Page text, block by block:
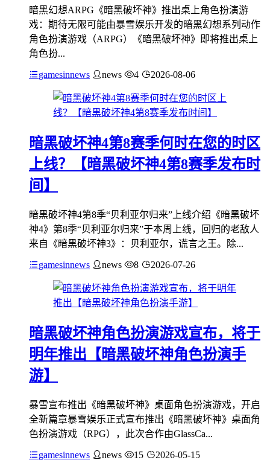
暗黑幻想ARPG《暗黑破坏神》推出桌上角色扮演游
戏：期待无限可能由暴雪娱乐开发的暗黑幻想系列动作
角色扮演游戏（ARPG）《暗黑破坏神》即将推出桌上
角色扮...
gamesinnews news 4 2026-08-06
暗黑破坏神4第8赛季何时在您的时区
上线？【暗黑破坏神4第8赛季发布时
间】
暗黑破坏神4第8季“贝利亚尔归来”上线介绍《暗黑破坏
神4》第8季“贝利亚尔归来”于本周上线，回归的老敌人
来自《暗黑破坏神3》：贝利亚尔，谎言之王。除...
gamesinnews news 8 2026-07-26
暗黑破坏神角色扮演游戏宣布，将于
明年推出【暗黑破坏神角色扮演手
游】
暴雪宣布推出《暗黑破坏神》桌面角色扮演游戏，开启
全新篇章暴雪娱乐正式宣布推出《暗黑破坏神》桌面角
色扮演游戏（RPG），此次合作由GlassCa...
gamesinnews news 15 2026-05-15